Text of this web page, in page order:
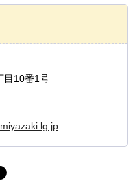
目10番1号